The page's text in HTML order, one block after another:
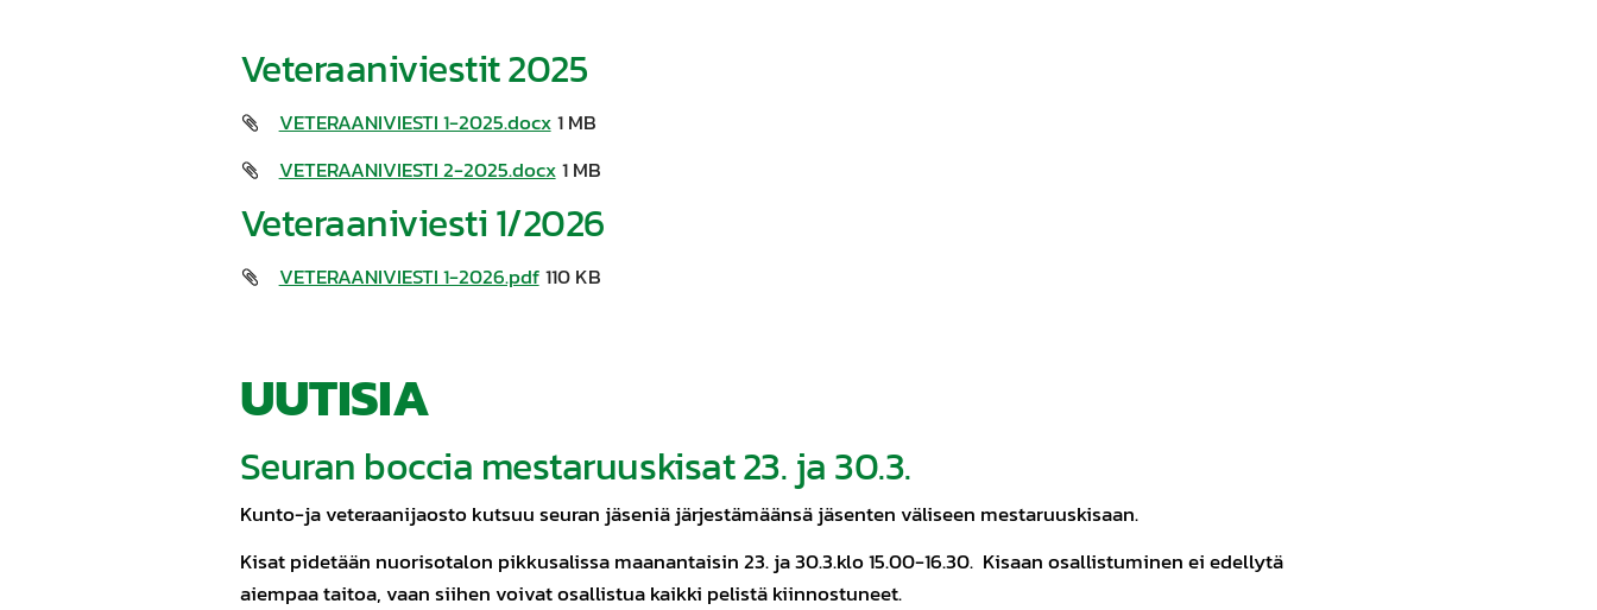
Veteraaniviestit 2025
VETERAANIVIESTI 1-2025.docx 1 MB
VETERAANIVIESTI 2-2025.docx 1 MB
Veteraaniviesti 1/2026
VETERAANIVIESTI 1-2026.pdf 110 KB
UUTISIA
Seuran boccia mestaruuskisat 23. ja 30.3.
Kunto-ja veteraanijaosto kutsuu seuran jäseniä järjestämäänsä jäsenten väliseen mestaruuskisaan.
Kisat pidetään nuorisotalon pikkusalissa maanantaisin 23. ja 30.3.klo 15.00-16.30. Kisaan osallistuminen ei edellytä
aiempaa taitoa, vaan siihen voivat osallistua kaikki pelistä kiinnostuneet.